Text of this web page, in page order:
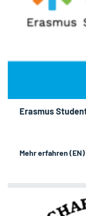
Erasmus
Mehr erfahren (EN)